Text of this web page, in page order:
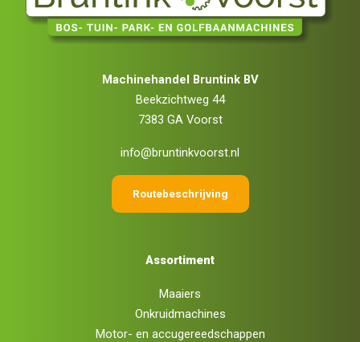
Machinehandel Bruntink BV
Beekzichtweg 44
7383 GA Voorst
info@bruntinkvoorst.nl
Routebeschrijving
Assortiment
Maaiers
Onkruidmachines
Motor- en accugereedschappen